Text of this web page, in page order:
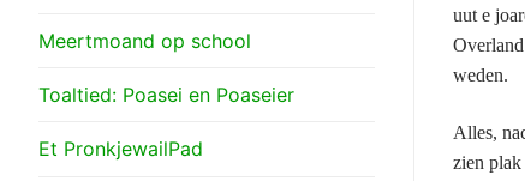
uut e
weden.
Alles,
zien plak
Meertmoand op school
Toaltied: Poasei en Poaseier
Et PronkjewailPad